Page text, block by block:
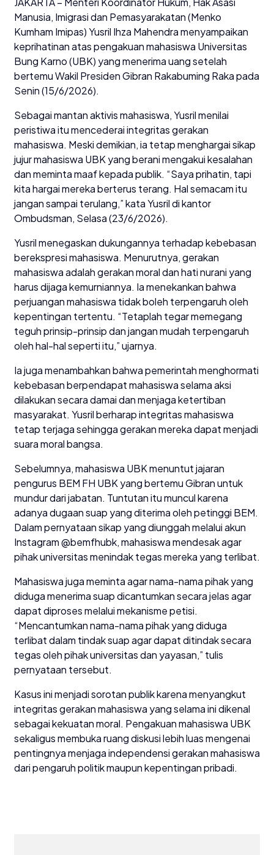
Manusia, Imigrasi dan Pemasyarakatan (Menko
Kumham Imipas) Yusril Ihza Mahendra menyampaikan
keprihatinan atas pengakuan mahasiswa Universitas
Bung Karno (UBK) yang menerima uang setelah
bertemu Wakil Presiden Gibran Rakabuming Raka pada
Senin (15/6/2026).
Sebagai mantan aktivis mahasiswa, Yusril menilai
peristiwa itu mencederai integritas gerakan
mahasiswa. Meski demikian, ia tetap menghargai sikap
jujur mahasiswa UBK yang berani mengakui kesalahan
dan meminta maaf kepada publik. “Saya prihatin, tapi
kita hargai mereka berterus terang. Hal semacam itu
jangan sampai terulang,” kata Yusril di kantor
Ombudsman, Selasa (23/6/2026).
Yusril menegaskan dukungannya terhadap kebebasan
berekspresi mahasiswa. Menurutnya, gerakan
mahasiswa adalah gerakan moral dan hati nurani yang
harus dijaga kemurniannya. Ia menekankan bahwa
perjuangan mahasiswa tidak boleh terpengaruh oleh
kepentingan tertentu. “Tetaplah tegar memegang
teguh prinsip-prinsip dan jangan mudah terpengaruh
oleh hal-hal seperti itu,” ujarnya.
Ia juga menambahkan bahwa pemerintah menghormati
kebebasan berpendapat mahasiswa selama aksi
dilakukan secara damai dan menjaga ketertiban
masyarakat. Yusril berharap integritas mahasiswa
tetap terjaga sehingga gerakan mereka dapat menjadi
suara moral bangsa.
Sebelumnya, mahasiswa UBK menuntut jajaran
pengurus BEM FH UBK yang bertemu Gibran untuk
mundur dari jabatan. Tuntutan itu muncul karena
adanya dugaan suap yang diterima oleh petinggi BEM.
Dalam pernyataan sikap yang diunggah melalui akun
Instagram @bemfhubk, mahasiswa mendesak agar
pihak universitas menindak tegas mereka yang terlibat.
Mahasiswa juga meminta agar nama-nama pihak yang
diduga menerima suap dicantumkan secara jelas agar
dapat diproses melalui mekanisme petisi.
“Mencantumkan nama-nama pihak yang diduga
terlibat dalam tindak suap agar dapat ditindak secara
tegas oleh pihak universitas dan yayasan,” tulis
pernyataan tersebut.
Kasus ini menjadi sorotan publik karena menyangkut
integritas gerakan mahasiswa yang selama ini dikenal
sebagai kekuatan moral. Pengakuan mahasiswa UBK
sekaligus membuka ruang diskusi lebih luas mengenai
pentingnya menjaga independensi gerakan mahasiswa
dari pengaruh politik maupun kepentingan pribadi.